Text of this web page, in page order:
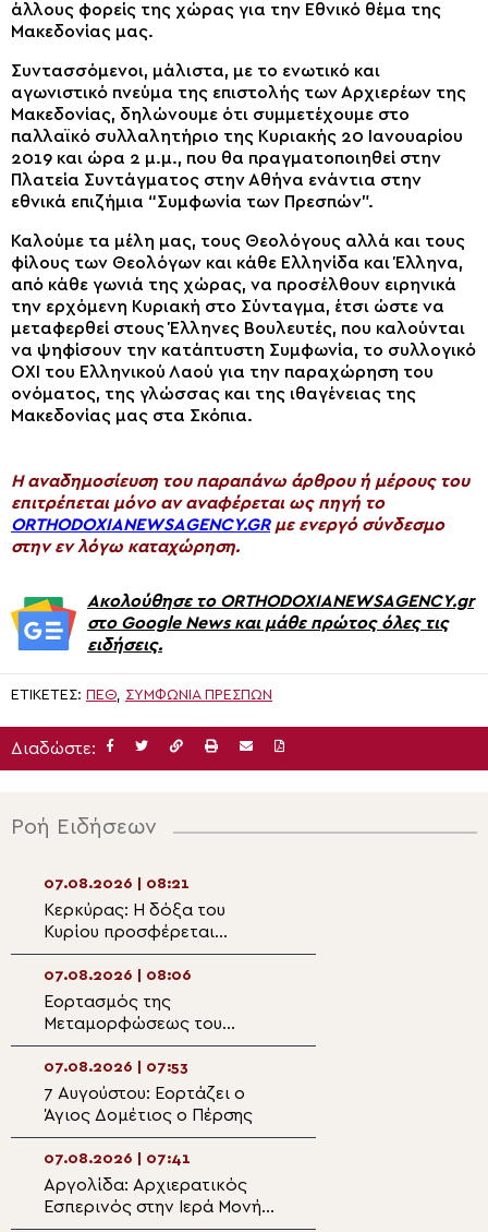
άλλους φορείς της χώρας για την Εθνικό θέμα της
Μακεδονίας μας.
Συντασσόμενοι, μάλιστα, με το ενωτικό και
αγωνιστικό πνεύμα της επιστολής των Αρχιερέων της
Μακεδονίας, δηλώνουμε ότι συμμετέχουμε στο
παλλαϊκό συλλαλητήριο της Κυριακής 20 Ιανουαρίου
2019 και ώρα 2 μ.μ., που θα πραγματοποιηθεί στην
Πλατεία Συντάγματος στην Αθήνα ενάντια στην
εθνικά επιζήμια “Συμφωνία των Πρεσπών”.
Καλούμε τα μέλη μας, τους Θεολόγους αλλά και τους
φίλους των Θεολόγων και κάθε Ελληνίδα και Έλληνα,
από κάθε γωνιά της χώρας, να προσέλθουν ειρηνικά
την ερχόμενη Κυριακή στο Σύνταγμα, έτσι ώστε να
μεταφερθεί στους Έλληνες Βουλευτές, που καλούνται
να ψηφίσουν την κατάπτυστη Συμφωνία, το συλλογικό
ΟΧΙ του Ελληνικού Λαού για την παραχώρηση του
ονόματος, της γλώσσας και της ιθαγένειας της
Μακεδονίας μας στα Σκόπια.
H αναδημοσίευση του παραπάνω άρθρου ή μέρους του
επιτρέπεται μόνο αν αναφέρεται ως πηγή το
ORTHODOXIANEWSAGENCY.GRμε ενεργό σύνδεσμο
στην εν λόγω καταχώρηση.
Ακολούθησε το ORTHODOXIANEWSAGENCY.gr
στο Google News και μάθε πρώτος όλες τις
ειδήσεις.
ΕΤΙΚΈΤΕΣ: ΠΕΘ, ΣΥΜΦΩΝΊΑ ΠΡΕΣΠΏΝ
Διαδώστε:
Ροή Ειδήσεων
07.08.2026 | 08:21
Κερκύρας: Η δόξα του
Κυρίου προσφέρεται
καθημερινά μέσα από το
υπέρτατο Μυστήριο της
Θείας Ευχαριστίας
07.08.2026 | 08:06
Εορτασμός της
Μεταμορφώσεως του
Σωτήρος στην Ιερά
Αρχιεπισκοπή Θυατείρων
07.08.2026 | 07:53
7 Αυγούστου: Εορτάζει ο
Άγιος Δομέτιος ο Πέρσης
07.08.2026 | 07:41
Αργολίδα: Αρχιερατικός
Εσπερινός στην Ιερά Μονή